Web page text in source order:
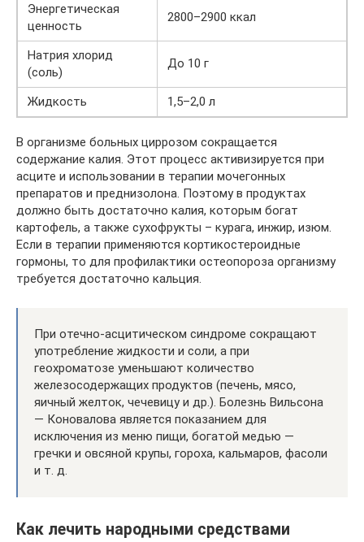
Энергетическая
ценность
2800–2900 ккал
Натрия хлорид
(соль)
До 10 г
Жидкость 1,5–2,0 л
В организме больных циррозом сокращается
содержание калия. Этот процесс активизируется при
асците и использовании в терапии мочегонных
препаратов и преднизолона. Поэтому в продуктах
должно быть достаточно калия, которым богат
картофель, а также сухофрукты – курага, инжир, изюм.
Если в терапии применяются кортикостероидные
гормоны, то для профилактики остеопороза организму
требуется достаточно кальция.
При отечно-асцитическом синдроме сокращают
употребление жидкости и соли, а при
геохроматозе уменьшают количество
железосодержащих продуктов (печень, мясо,
яичный желток, чечевицу и др.). Болезнь Вильсона
— Коновалова является показанием для
исключения из меню пищи, богатой медью —
гречки и овсяной крупы, гороха, кальмаров, фасоли
и т. д.
Как лечить народными средствами